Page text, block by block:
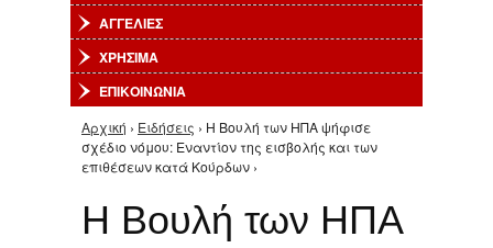
ΑΓΓΕΛΙΕΣ
ΧΡΗΣΙΜΑ
ΕΠΙΚΟΙΝΩΝΙΑ
Είστε εδώ
Αρχική › Ειδήσεις › Η Βουλή των ΗΠΑ ψήφισε
σχέδιο νόμου: Εναντίον της εισβολής και των
επιθέσεων κατά Κούρδων ›
Η Βουλή των ΗΠΑ